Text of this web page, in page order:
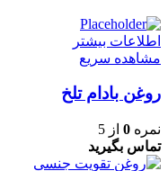
اطلاعات بیشتر
مشاهده سریع
روغن بادام تلخ
نمره 0 از 5
تماس بگیرید